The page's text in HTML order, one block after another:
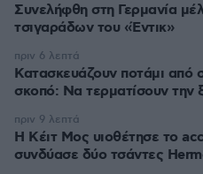
Συνελήφθη στη Γερμανία
τσιγαράδων του «Έντικ»
Κατασκευάζουν ποτάμι από
σκοπό: Να τερματίσουν την
πριν 6 λεπτά
Η Κέιτ Μος υιοθέτησε τo
συνδύασε δύο τσάντες
πριν 9 λεπτά